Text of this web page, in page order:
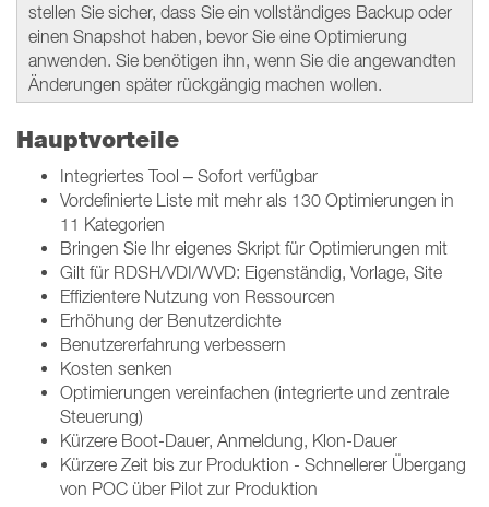
stellen Sie sicher, dass Sie ein vollständiges Backup oder
einen Snapshot haben, bevor Sie eine Optimierung
anwenden. Sie benötigen ihn, wenn Sie die angewandten
Änderungen später rückgängig machen wollen.
Hauptvorteile
Integriertes Tool – Sofort verfügbar
Vordefinierte Liste mit mehr als 130 Optimierungen in
11 Kategorien
Bringen Sie Ihr eigenes Skript für Optimierungen mit
Gilt für RDSH/VDI/WVD: Eigenständig, Vorlage, Site
Effizientere Nutzung von Ressourcen
Erhöhung der Benutzerdichte
Benutzererfahrung verbessern
Kosten senken
Optimierungen vereinfachen (integrierte und zentrale
Steuerung)
Kürzere Boot-Dauer, Anmeldung, Klon-Dauer
Kürzere Zeit bis zur Produktion - Schnellerer Übergang
von POC über Pilot zur Produktion